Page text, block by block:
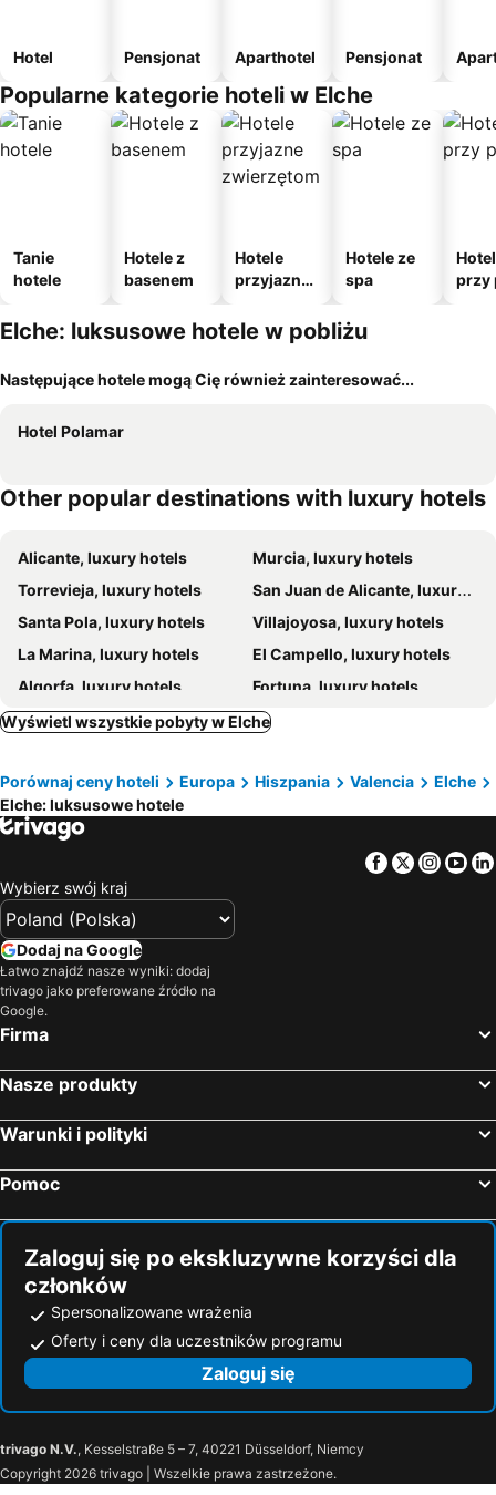
Hotel Pensjonat Aparthotel Pensjonat
Popularne kategorie hoteli w Elche
Tanie
hotele
Hotele z
basenem
Hotele
przyjazne
m
Hotele ze
spa
przy
Elche: luksusowe hotele w pobliżu
Następujące hotele mogą Cię również zainteresować...
Hotel Polamar
Other popular destinations with luxury hotels
Alicante, luxury hotels
Murcia, luxury hotels
Torrevieja, luxury hotels
San Juan de Alicante, luxury hotels
Santa Pola, luxury hotels
Villajoyosa, luxury hotels
La Marina, luxury hotels
El Campello, luxury hotels
Algorfa, luxury hotels
Fortuna, luxury hotels
Biar, luxury hotels
Cabo Roig, luxury hotels
L'Altet, luxury hotels
Rojales, luxury hotels
Wyświetl wszystkie pobyty w Elche
Porównaj ceny hoteli Europa Hiszpania Valencia
Elche
Elche: luksusowe hotele
Facebook
Twitter
Wybierz swój kraj
Dodaj na Google
Łatwo znajdź nasze wyniki: dodaj
trivago jako preferowane źródło na
Google.
Firma
Nasze produkty
Warunki i polityki
Pomoc
Zaloguj się po ekskluzywne korzyści dla
członków
Spersonalizowane wrażenia
Oferty i ceny dla uczestników programu
Zaloguj się
trivago N.V., Kesselstraße 5 – 7, 40221 Düsseldorf, Niemcy
Copyright 2026 trivago | Wszelkie prawa zastrzeżone.